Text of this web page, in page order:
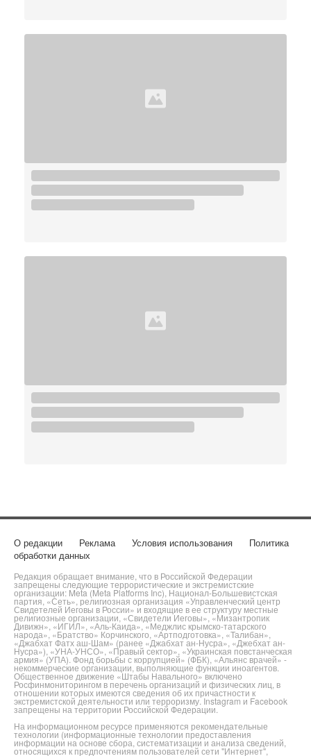
О редакции Реклама Условия использования
Политика
обработки данных
Редакция обращает внимание, что в Российской Федерации
запрещены следующие террористические и экстремистские
организации: Meta (Meta Platforms Inc), Национал-Большевистская
партия, «Сеть», религиозная организация «Управленческий центр
Свидетелей Иеговы в России» и входящие в ее структуру местные
религиозные организации, «Свидетели Иеговы», «Мизантропик
Дивижн», «ИГИЛ», «Аль-Каида», «Меджлис крымско-татарского
народа», «Братство» Корчинского, «Артподготовка», «Талибан»,
«Джабхат Фатх аш-Шам» (ранее «Джабхат ан-Нусра», «Джебхат ан-
Нусра»), «УНА-УНСО», «Правый сектор», «Украинская повстанческая
армия» (УПА). Фонд борьбы с коррупцией» (ФБК), «Альянс врачей» -
некоммерческие организации, выполняющие функции иноагентов.
Общественное движение «Штабы Навального» включено
Росфинмониторингом в перечень организаций и физических лиц, в
отношении которых имеются сведения об их причастности к
экстремистской деятельности или терроризму. Instagram и Facebook
запрещены на территории Российской Федерации.
На информационном ресурсе применяются рекомендательные
технологии (информационные технологии предоставления
информации на основе сбора, систематизации и анализа сведений,
относящихся к предпочтениям пользователей сети "Интернет",